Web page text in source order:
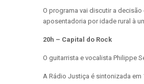
O programa vai discutir a
aposentadoria por idade rural à
20h – Capital do Rock
O guitarrista e vocalista Philippe
A Rádio Justiça é sintonizada em